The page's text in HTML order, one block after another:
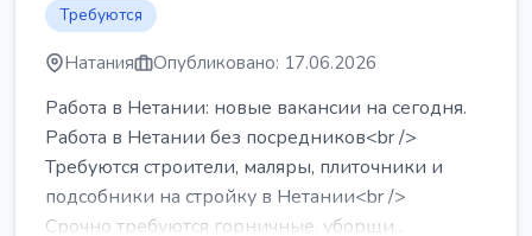
Требуются
Натания Опубликовано: 17.06.2026
Работа в Нетании: новые вакансии на сегодня.
Работа в Нетании без посредников<br />
Требуются строители, маляры, плиточники и
подсобники на стройку в Нетании<br />
Срочно требуются горничные, уборщи...